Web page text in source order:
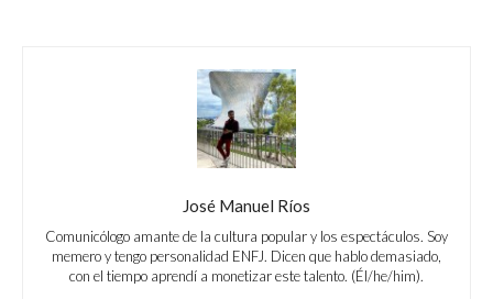
José Manuel Ríos
Comunicólogo amante de la cultura popular y los espectáculos. Soy
memero y tengo personalidad ENFJ. Dicen que hablo demasiado,
con el tiempo aprendí a monetizar este talento. (Él/he/him).